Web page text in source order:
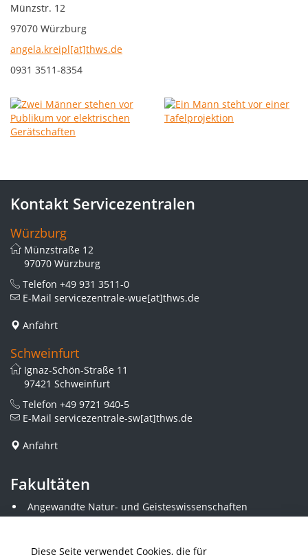
Diese Seite verwendet Cookies, die für
Münzstr. 12
97070 Würzburg
angela.kreipl[at]thws.de
0931 3511-8354
Kontakt Servicezentralen
Würzburg
Münzstraße 12
97070 Würzburg
Telefon +49 931 3511-0
E-Mail servicezentrale-wue[at]thws.de
Anfahrt
Schweinfurt
Ignaz-Schön-Straße 11
97421 Schweinfurt
Telefon +49 9721 940-5
E-Mail servicezentrale-sw[at]thws.de
Anfahrt
Fakultäten
Angewandte Natur- und Geisteswissenschaften
Angewandte Sozialwissenschaften
Elektrotechnik